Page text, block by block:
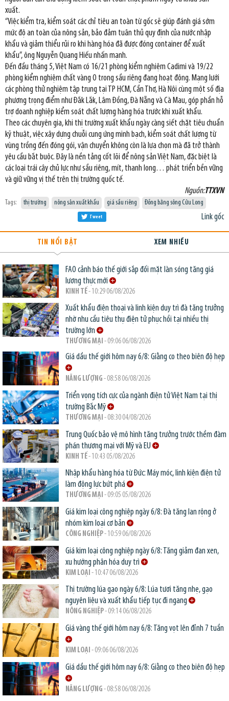
xuất.
“Việc kiểm tra, kiểm soát các chỉ tiêu an toàn từ gốc sẽ giúp đánh giá sớm
mức độ an toàn của nông sản, bảo đảm tuân thủ quy định của nước nhập
khẩu và giảm thiểu rủi ro khi hàng hóa đã được đóng container để xuất
khẩu”, ông Nguyễn Quang Hiếu nhấn mạnh.
Đến đầu tháng 5, Việt Nam có 16/21 phòng kiểm nghiệm Cadimi và 19/22
phòng kiểm nghiệm chất vàng O trong sầu riêng đang hoạt động. Mạng lưới
các phòng thử nghiệm tập trung tại TP HCM, Cần Thơ, Hà Nội cùng một số địa
phương trọng điểm như Đắk Lắk, Lâm Đồng, Đà Nẵng và Cà Mau, góp phần hỗ
trợ doanh nghiệp kiểm soát chất lượng hàng hóa trước khi xuất khẩu.
Theo các chuyên gia, khi thị trường xuất khẩu ngày càng siết chặt tiêu chuẩn
kỹ thuật, việc xây dựng chuỗi cung ứng minh bạch, kiểm soát chất lượng từ
vùng trồng đến đóng gói, vận chuyển không còn là lựa chọn mà đã trở thành
yêu cầu bắt buộc. Đây là nền tảng cốt lõi để nông sản Việt Nam, đặc biệt là
các loại trái cây chủ lực như sầu riêng, mít, thanh long… phát triển bền vững
và giữ vững vị thế trên thị trường quốc tế.
Nguồn:TTXVN
Tags: thị trường nông sản xuất khẩu giá sầu riêng Đồng bằng sông Cửu Long
Link gốc
Tweet
TIN NỔI BẬT XEM NHIỀU
FAO cảnh báo thế giới sắp đối mặt làn sóng tăng giá
lương thực mới
KINH TẾ- 10:29 06/08/2026
Xuất khẩu điện thoại và linh kiện duy trì đà tăng trưởng
nhờ nhu cầu tiêu thụ điện tử phục hồi tại nhiều thị
trường lớn
THƯƠNG MẠI - 09:06 06/08/2026
Giá dầu thế giới hôm nay 6/8: Giằng co theo biên độ hẹp
NĂNG LƯỢNG - 08:58 06/08/2026
Triển vọng tích cực của ngành điện tử Việt Nam tại thị
trường Bắc Mỹ
THƯƠNG MẠI - 08:30 04/08/2026
Trung Quốc bảo vệ mô hình tăng trưởng trước thềm đàm
phán thương mại với Mỹ và EU
KINH TẾ- 10:43 05/08/2026
Nhập khẩu hàng hóa từ Đức: Máy móc, linh kiện điện tử
làm động lực bứt phá
THƯƠNG MẠI - 09:05 05/08/2026
Giá kim loại công nghiệp ngày 6/8: Đà tăng lan rộng ở
nhóm kim loại cơ bản
CÔNG NGHIỆP- 10:59 06/08/2026
Giá kim loại công nghiệp ngày 6/8: Tăng giảm đan xen,
xu hướng phân hóa duy trì
KIM LOẠI - 10:47 06/08/2026
Thị trường lúa gạo ngày 6/8: Lúa tươi tăng nhẹ, gạo
nguyên liệu và xuất khẩu tiếp tục đi ngang
NÔNG NGHIỆP- 09:14 06/08/2026
Giá vàng thế giới hôm nay 6/8: Tăng vọt lên đỉnh 7 tuần
KIM LOẠI - 09:06 06/08/2026
Giá dầu thế giới hôm nay 6/8: Giằng co theo biên độ hẹp
NĂNG LƯỢNG - 08:58 06/08/2026